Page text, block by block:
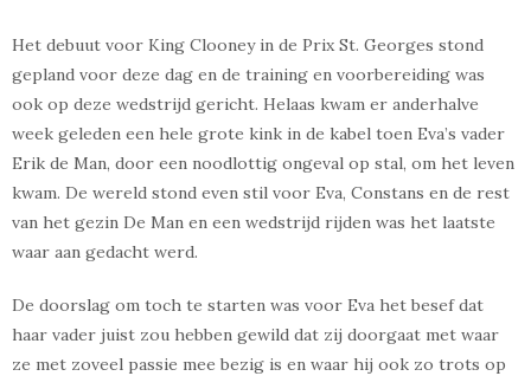
Het debuut voor King Clooney in de Prix St. Georges stond
gepland voor deze dag en de training en voorbereiding was
ook op deze wedstrijd gericht. Helaas kwam er anderhalve
week geleden een hele grote kink in de kabel toen Eva’s vader
Erik de Man, door een noodlottig ongeval op stal, om het leven
kwam. De wereld stond even stil voor Eva, Constans en de rest
van het gezin De Man en een wedstrijd rijden was het laatste
waar aan gedacht werd.
De doorslag om toch te starten was voor Eva het besef dat
haar vader juist zou hebben gewild dat zij doorgaat met waar
ze met zoveel passie mee bezig is en waar hij ook zo trots op